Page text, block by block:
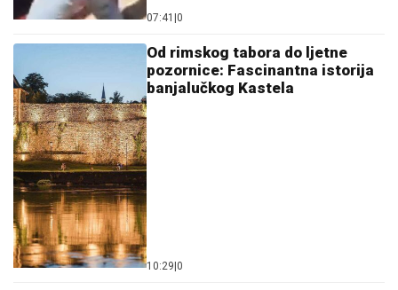
07:41 |0
Od rimskog tabora do ljetne
pozornice: Fascinantna istorija
banjalučkog Kastela
10:29|0